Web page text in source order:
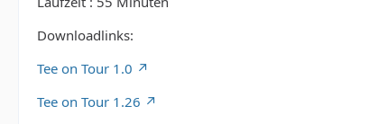
Downloadlinks:
Tee on Tour 1.0
Tee on Tour 1.26